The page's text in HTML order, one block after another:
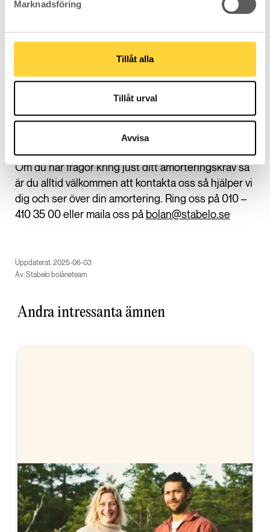
Marknadsföring
Tillåt alla
Tillåt urval
Avvisa
användes för att fastställa ditt amorterings- och
låneutrymmesgrundande värde. Om det har gått
mindre än fem år kan värdet omprövas om det skett
en avsevärd värdeförändring på grund av till
exempel omfattande renoveringar. Annars
fortsätter amorteringskravet baseras på det
Frågor kring amorteringskravet
Om du har frågor kring just ditt amorteringskrav så
är du alltid välkommen att kontakta oss så hjälper vi
dig och ser över din amortering. Ring oss på 010 –
410 35 00 eller maila oss på bolan@stabelo.se
Uppdaterat: 2025-06-03
Av: Stabelo bolåneteam
Andra intressanta ämnen
Stabelos bolåneräntor
Vi erbjuder färdigförhandlad ränta, helt utan
förhandling. Se våra räntor.